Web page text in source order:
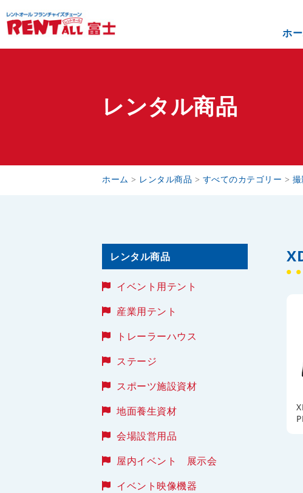
ホ
レンタル商品
ホーム > レンタル商品 > すべてのカテゴリー > 撮
レンタル商品
イベント用テント
産業用テント
トレーラーハウス
ステージ
スポーツ施設資材
地面養生資材
会場設営用品
屋内イベント 展示会
イベント映像機器